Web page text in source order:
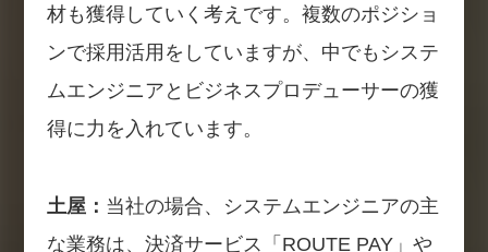
材も獲得していく考えです。複数のポジショ
ンで採用活用をしていますが、中でもシステ
ムエンジニアとビジネスプロデューサーの獲
得に力を入れています。
土屋： 当社の場合、システムエンジニアの主
な業務は、決済サービス「ROUTE PAY」や